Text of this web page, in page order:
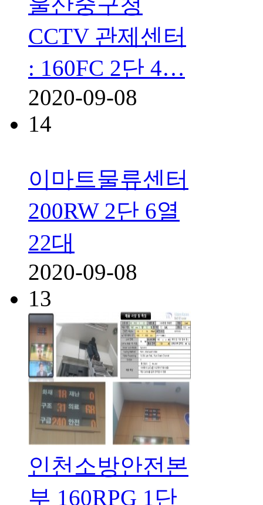
CCTV 관제센터
: 160FC 2단 4…
2020-09-08
14
이마트물류센터
200RW 2단 6열
22대
2020-09-08
13
인천소방안전본
부 160RPG 1단